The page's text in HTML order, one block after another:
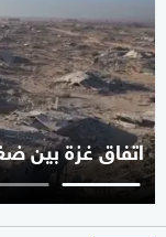
اتفاق غزة بين